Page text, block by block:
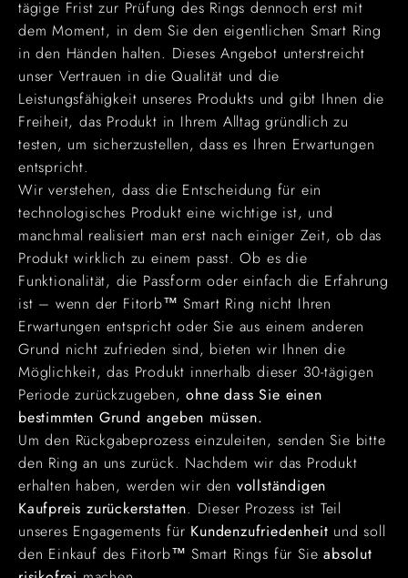
tägige Frist zur Prüfung des Rings dennoch erst mit
dem Moment, in dem Sie den eigentlichen Smart Ring
in den Händen halten. Dieses Angebot unterstreicht
unser Vertrauen in die Qualität und die
Leistungsfähigkeit unseres Produkts und gibt Ihnen die
Freiheit, das Produkt in Ihrem Alltag gründlich zu
testen, um sicherzustellen, dass es Ihren Erwartungen
entspricht.
Wir verstehen, dass die Entscheidung für ein
technologisches Produkt eine wichtige ist, und
manchmal realisiert man erst nach einiger Zeit, ob das
Produkt wirklich zu einem passt. Ob es die
Funktionalität, die Passform oder einfach die Erfahrung
ist – wenn der Fitorb™ Smart Ring nicht Ihren
Erwartungen entspricht oder Sie aus einem anderen
Grund nicht zufrieden sind, bieten wir Ihnen die
Möglichkeit, das Produkt innerhalb dieser 30-tägigen
Periode zurückzugeben, ohne dass Sie einen
bestimmten Grund angeben müssen.
Um den Rückgabeprozess einzuleiten, senden Sie bitte
den Ring an uns zurück. Nachdem wir das Produkt
erhalten haben, werden wir den vollständigen
Kaufpreis zurückerstatten. Dieser Prozess ist Teil
unseres Engagements für Kundenzufriedenheit und soll
den Einkauf des Fitorb™ Smart Rings für Sieabsolut